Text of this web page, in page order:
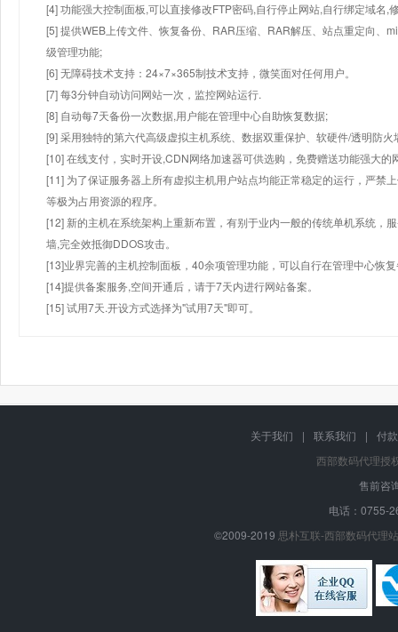
[4] 功能强大控制面板,可以直接修改FTP密码,自行停止网站,自行绑定域名,
[5] 提供WEB上传文件、恢复备份、RAR压缩、RAR解压、站点重定向、
级管理功能;
[6] 无障碍技术支持：24×7×365制技术支持，微笑面对任何用户。
[7] 每3分钟自动访问网站一次，监控网站运行.
[8] 自动每7天备份一次数据,用户能在管理中心自助恢复数据;
[9] 采用独特的第六代高级虚拟主机系统、数据双重保护、软硬件/透明防火
[10] 在线支付，实时开设,CDN网络加速器可供选购，免费赠送功能强大
[11] 为了保证服务器上所有虚拟主机用户站点均能正常稳定的运行，严禁
等极为占用资源的程序。
[12] 新的主机在系统架构上重新布置，有别于业内一般的传统单机系统，
墙,完全效抵御DDOS攻击。
[13]业界完善的主机控制面板，40余项管理功能，可以自行在管理中心恢
[14]提供备案服务,空间开通后，请于7天内进行网站备案。
[15] 试用7天.开设方式选择为"试用7天"即可。
关于我们 | 联系我们 |
付
西部数码代理授
售前咨
电话：0755-
©2009-2019 思朴互联-西部数码代理站